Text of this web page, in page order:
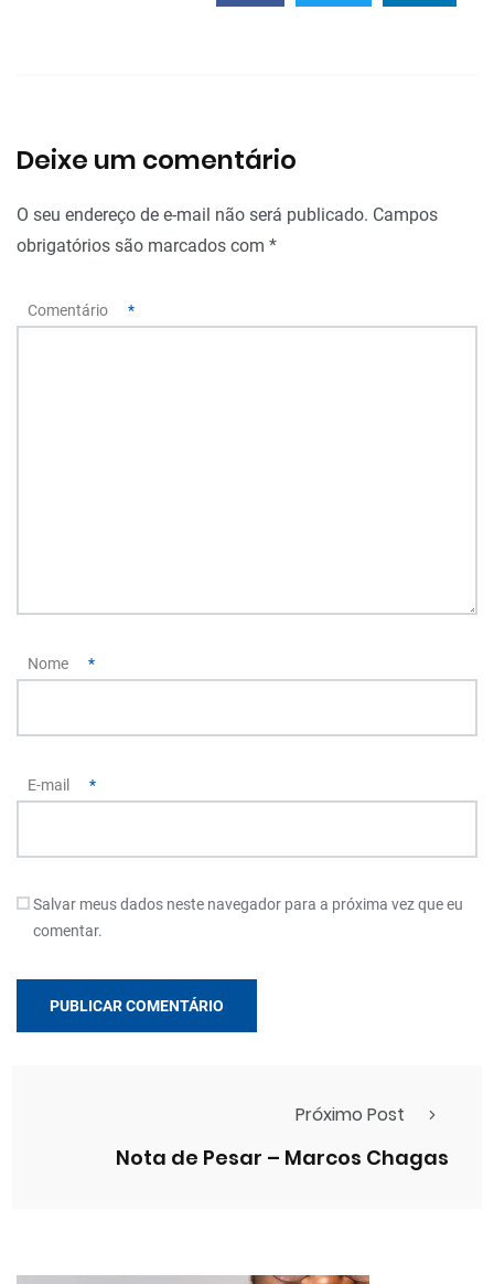
Deixe um comentário
O seu endereço de e-mail não será publicado. Campos
obrigatórios são marcados com *
Comentário *
Nome *
E-mail *
Salvar meus dados neste navegador para a próxima vez que eu
comentar.
Próximo Post
Nota de Pesar – Marcos Chagas